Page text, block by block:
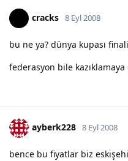
cracks 8 Eyl 2008
bu ne ya? dünya kupası
federasyon bile kazıklamaya
ayberk228 8 Eyl 2008
bence bu fiyatlar biz